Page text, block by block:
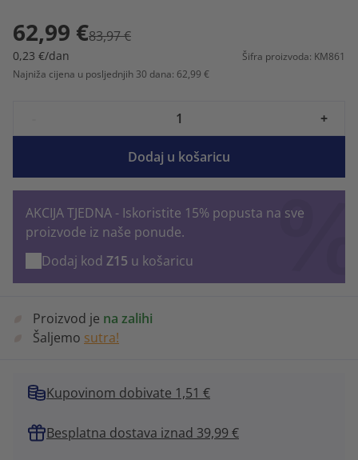
62,99 €83,97 €
0,23 €/dan
Šifra proizvoda: KM861
Najniža cijena u posljednjih 30 dana: 62,99 €
+
Dodaj u košaricu
AKCIJA TJEDNA - Iskoristite 15% popusta na sve
proizvode iz naše ponude.
Dodaj kod Z15 u košaricu
Proizvod je na zalihi
Šaljemo sutra!
Kupovinom dobivate 1,51 €
Besplatna dostava iznad 39,99 €